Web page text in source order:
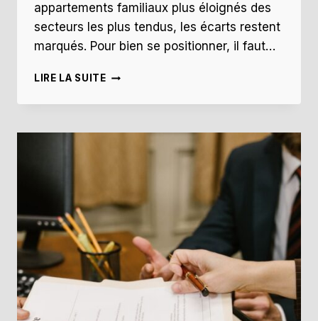
appartements familiaux plus éloignés des
secteurs les plus tendus, les écarts restent
marqués. Pour bien se positionner, il faut…
LIRE LA SUITEPRIX
LOYER
LYON
TERHEXAGONE-
QUARTIER
ACHAT